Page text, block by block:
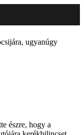
ugyanúgy
észre, hogy a